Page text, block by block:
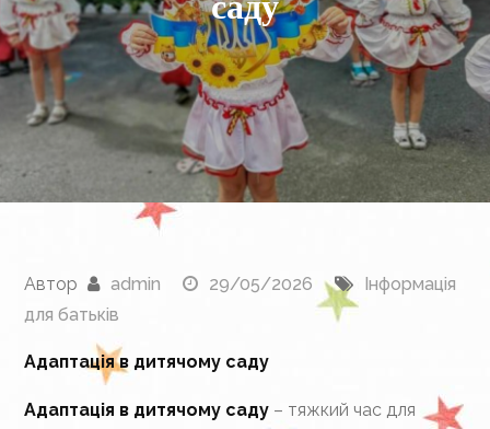
Автор admin 29/05/2026
Інформація
для батьків
Адаптація в дитячому саду
Адаптація в дитячому саду – тяжкий час для